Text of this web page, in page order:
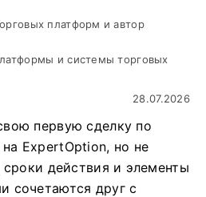
платформ и автор
и системы торговых
28.07.2026
первую сделку по
ExpertOption, но не
сроки действия и элементы
сочетаются друг с